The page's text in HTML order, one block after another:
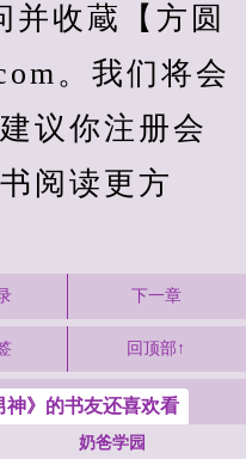
收蔵【方圆
。我们将会
议你注册会
阅读更方
下一章
回顶部↑
神》的书友还喜欢看
奶爸学园